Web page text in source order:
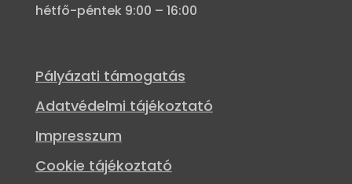
hétfő-péntek 9:00 – 16:00
Pályázati támogatás
Adatvédelmi tájékoztató
Impresszum
Cookie tájékoztató